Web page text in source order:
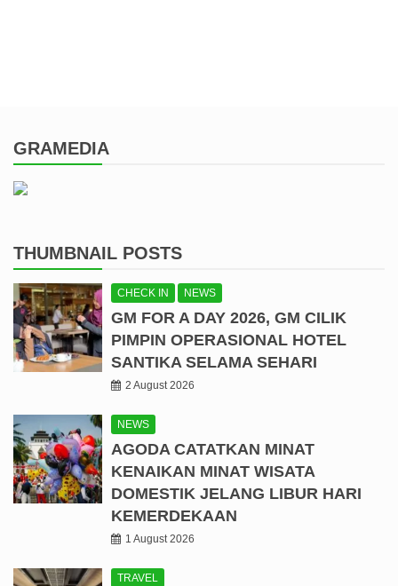
GRAMEDIA
THUMBNAIL POSTS
CHECK IN NEWS
GM FOR A DAY 2026, GM CILIK
PIMPIN OPERASIONAL HOTEL
SANTIKA SELAMA SEHARI
2 August 2026
NEWS
AGODA CATATKAN MINAT
KENAIKAN MINAT WISATA
DOMESTIK JELANG LIBUR HARI
KEMERDEKAAN
1 August 2026
TRAVEL